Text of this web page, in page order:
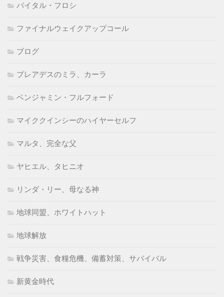
バイタル・フロシ
ファイナルウェイクアップコール
ブログ
プレアデスのミラ、カーラ
ベンジャミン・フルフォード
マイククインシーのハイヤーセルフ
マルタ、完全な父
ヤヒエル、タヒニオ
リンダ・リー、母なる神
地球同盟、ホワイトハット
地球解放
戦争災害、食糧危機、備蓄対策、サバイバル
新黄金時代